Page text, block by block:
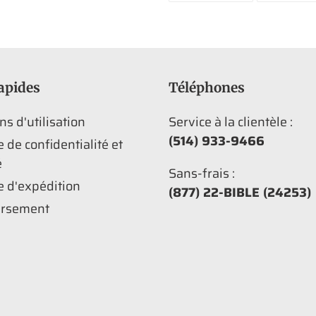
d'utilisation
de confidentialité et
d'expédition
Téléphones
Service à la clientèle :
(514) 933-9466
Sans-frais :
(877) 22-BIBLE (24253)